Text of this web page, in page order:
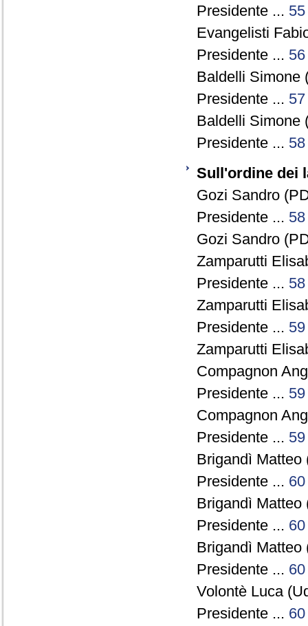
Presidente ... 55
Evangelisti
Presidente ... 56
Baldelli Simone
Presidente ... 57
Baldelli Simone
Presidente ... 58
Sull'ordine dei
Gozi Sandro
Presidente ... 58
Gozi Sandro
Zamparutti
Presidente ... 58
Zamparutti
Presidente ... 59
Zamparutti
Compagnon
Presidente ... 59
Compagnon
Presidente ... 59
Brigandì
Presidente ... 60
Brigandì
Presidente ... 60
Brigandì
Presidente ... 60
Volontè Luca
Presidente ... 60